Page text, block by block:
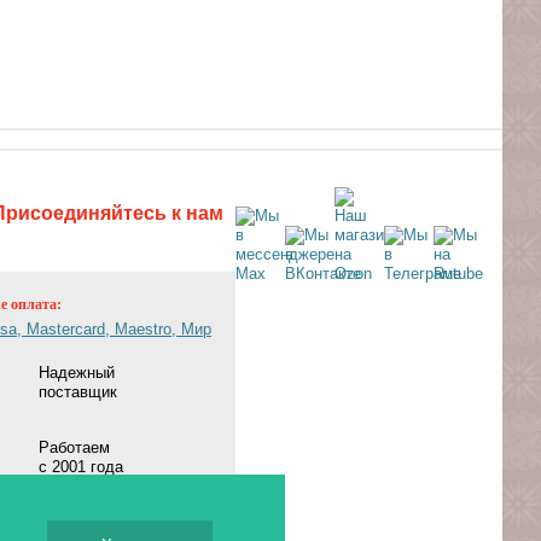
к нам
оплата:
Надежный
поставщик
Работаем
с 2001 года